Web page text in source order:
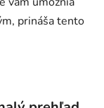
prináša tento